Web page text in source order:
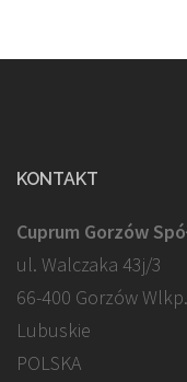
KONTAKT
Cuprum Gorzów
ul. Walczaka 43j/3
66-400 Gorzów Wlkp.
Lubuskie
POLSKA